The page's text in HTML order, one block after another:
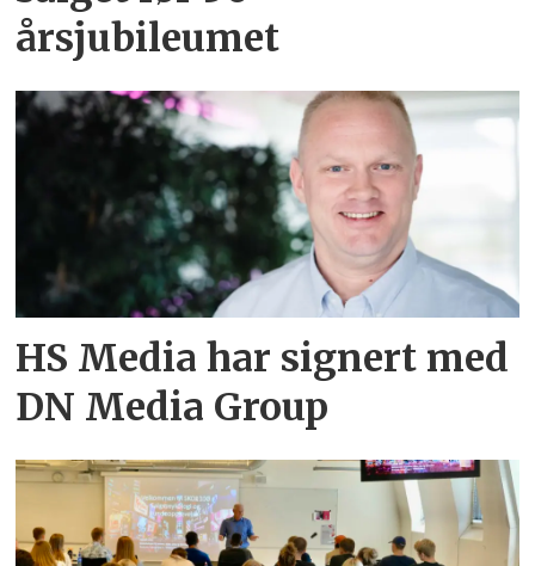
årsjubileumet
HS Media har signert med
DN Media Group